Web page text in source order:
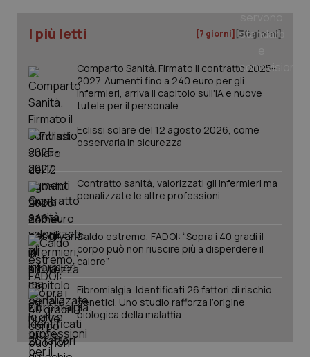
I più letti [7 giorni] [30 giorni]
Comparto Sanità. Firmato il contratto 2025-
2027. Aumenti fino a 240 euro per gli
infermieri, arriva il capitolo sull'IA e nuove
tutele per il personale
Eclissi solare del 12 agosto 2026, come
osservarla in sicurezza
Contratto sanità, valorizzati gli infermieri ma
penalizzate le altre professioni
Caldo estremo, FADOI: “Sopra i 40 gradi il
corpo può non riuscire più a disperdere il
calore”
Fibromialgia. Identificati 26 fattori di rischio
genetici. Uno studio rafforza l’origine
biologica della malattia
.quotidianosanita.it